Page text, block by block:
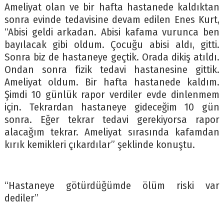
Ameliyat olan ve bir hafta hastanede kaldıktan
sonra evinde tedavisine devam edilen Enes Kurt,
“Abisi geldi arkadan. Abisi kafama vurunca ben
bayılacak gibi oldum. Çocuğu abisi aldı, gitti.
Sonra biz de hastaneye geçtik. Orada dikiş atıldı.
Ondan sonra fizik tedavi hastanesine gittik.
Ameliyat oldum. Bir hafta hastanede kaldım.
Şimdi 10 günlük rapor verdiler evde dinlenmem
için. Tekrardan hastaneye gideceğim 10 gün
sonra. Eğer tekrar tedavi gerekiyorsa rapor
alacağım tekrar. Ameliyat sırasında kafamdan
kırık kemikleri çıkardılar” şeklinde konuştu.
“Hastaneye götürdüğümde ölüm riski var
dediler”